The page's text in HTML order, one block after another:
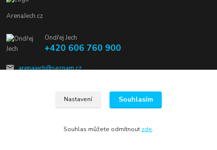
ArenaJech.cz
Ondřej Jech
+420 606 760 900
arenajech@seznam.cz
Nastavení Souhlasím
Souhlas můžete odmítnout zde.